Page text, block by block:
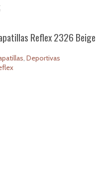
Reflex 2326 Beige
, Deportivas